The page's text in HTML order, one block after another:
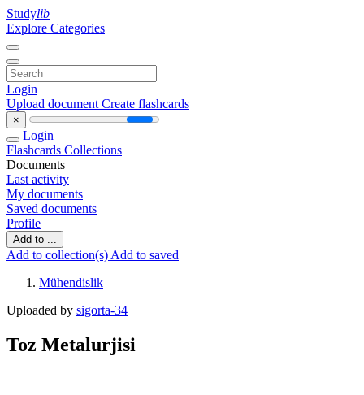
Studylib
Explore Categories
Login
Upload document Create flashcards
×
Login
Flashcards Collections
Documents
Last activity
My documents
Saved documents
Profile
Add to ...
Add to collection(s) Add to saved
Mühendislik
Uploaded by sigorta-34
Toz Metalurjisi